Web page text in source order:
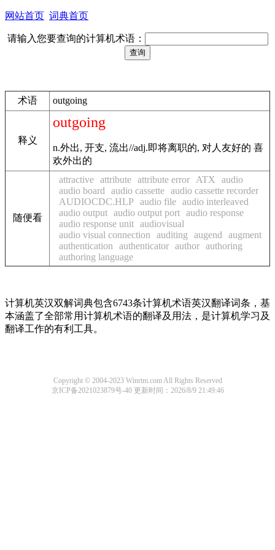
网站首页 词典首页
请输入您要查询的计算机术语：
术语 outgoing
释义
outgoing
n.外出, 开支, 流出//adj.即将离职的, 对人友好的 喜
欢外出的
随便看
attractive attribute attribute error ATX
audio
audio board
audio cassette audio cassette recorder
AUDIOCDC.HLP
audio file audio interleaved
audio output audio output port audio response
audio response unit audiovisual
audio visual connection
auditing augend
augment
authentication
authenticator author authoring
authoring language
计算机英汉双解词典包含6743条计算机术语英汉翻译词条，基
本涵盖了全部常用计算机术语的翻译及用法，是计算机学习及
翻译工作的有利工具。
Copyright © 2004-2023 Winrtm.com All Rights Reserved
京ICP备2021023879号-40 更新时间：2026/8/9 21:49:46